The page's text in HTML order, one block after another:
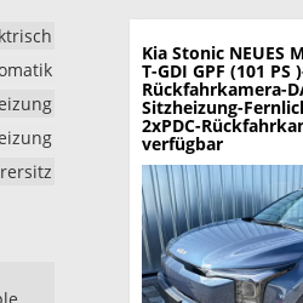
Kia Stonic NEUES
T-GDI GPF (101
Rückfahrkamera-
Sitzheizung-
2xPDC-
verfügbar